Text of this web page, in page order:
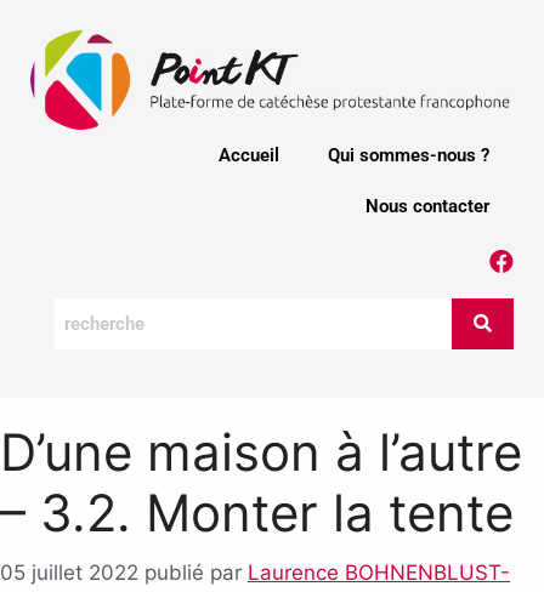
Accueil Qui sommes-nous ?
Nous contacter
D’une maison à l’autre
– 3.2. Monter la tente
05 juillet 2022 publié par Laurence BOHNENBLUST-